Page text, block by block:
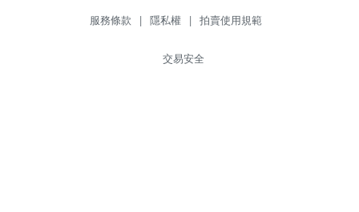
服務條款 | 隱私權 | 拍賣使用規範
交易安全